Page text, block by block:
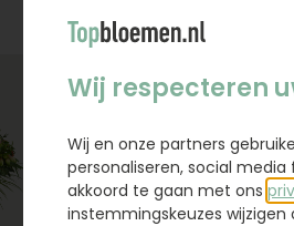
Wij respecteren
Wij en onze partners
personaliseren, social
akkoord te gaan met ons
instemmingskeuzes